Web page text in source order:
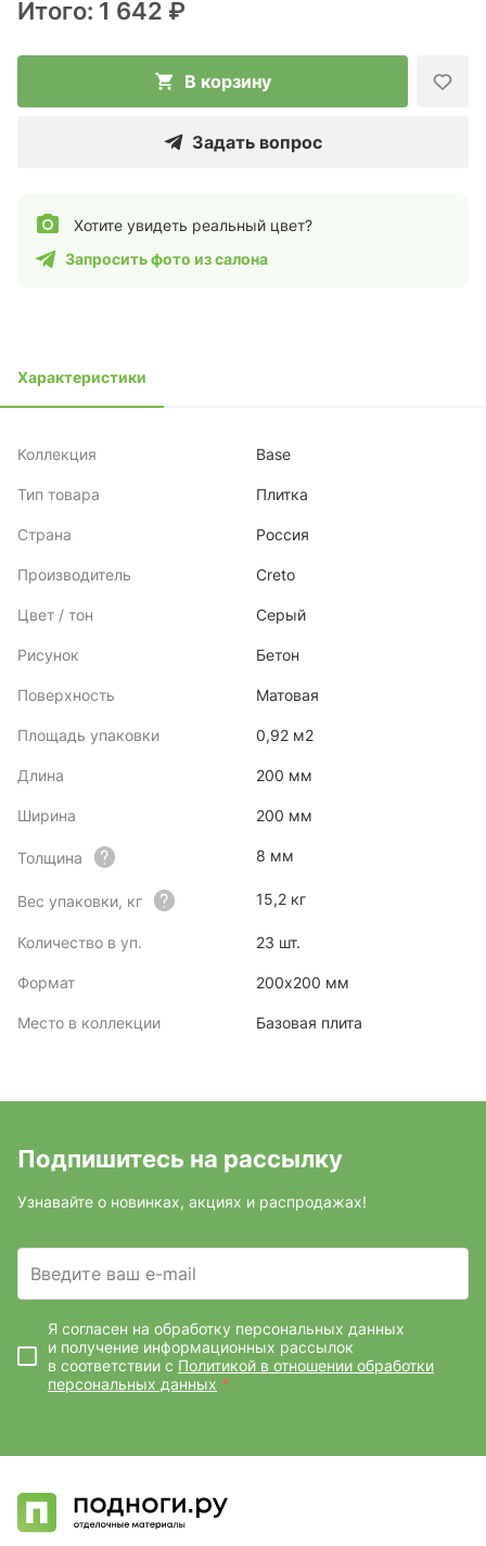
Итого: 1 642 ₽
В корзину
Задать вопрос
Хотите увидеть реальный цвет?
Запросить фото из салона
Характеристики
Коллекция Base
Тип товара Плитка
Страна Россия
Производитель Creto
Цвет / тон Серый
Рисунок Бетон
Поверхность Матовая
Площадь упаковки 0,92 м2
Длина 200 мм
Ширина 200 мм
Толщина 8 мм
Вес упаковки, кг 15,2 кг
Количество в уп. 23 шт.
Формат 200х200 мм
Место в коллекции Базовая плита
Подпишитесь на рассылку
Узнавайте о новинках, акциях и распродажах!
Введите ваш e-mail
Я согласен на обработку персональных данных
и получение информационных рассылок
в соответствии с Политикой в отношении обработки
персональных данных *